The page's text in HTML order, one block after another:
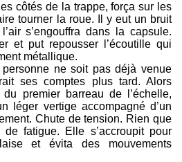
côtés de la trappe, força sur les
tourner la roue. Il y eut un bruit
s’engouffra dans la capsule.
et put repousser l’écoutille qui
métallique.
ne soit pas déjà venue
ses comptes plus tard. Alors
premier barreau de l’échelle,
léger vertige accompagné d’un
Chute de tension. Rien que
fatigue. Elle s’accroupit pour
et évita des mouvements